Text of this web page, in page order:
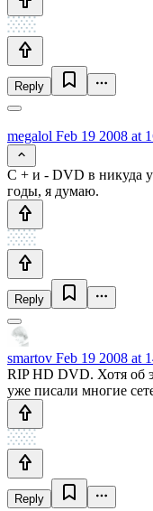
Reply
megalol Feb 19 2008 at
С + и - DVD в никуда
годы, я думаю.
Reply
smartov Feb 19 2008 at
RIP HD DVD. Хотя об
уже писали многие
Reply